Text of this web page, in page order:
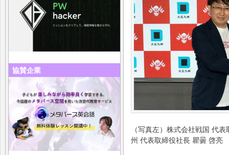
協賛企業
（写真左）株式会社戦国 代
州 代表取締役社長 瞿曇 啓亮